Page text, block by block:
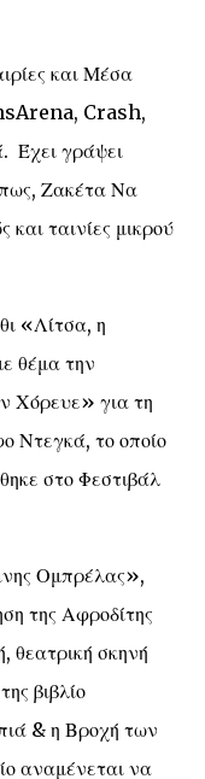
και Μέσα
Crash,
γράψει
Ζακέτα Να
ταινίες μικρού
«Λίτσα, η
θέμα την
Χόρευε» για τη
Ντεγκά, το οποίο
στο Φεστιβάλ
Ομπρέλας»,
της Αφροδίτης
θεατρική σκηνή
βιβλίο
& η Βροχή των
αναμένεται να